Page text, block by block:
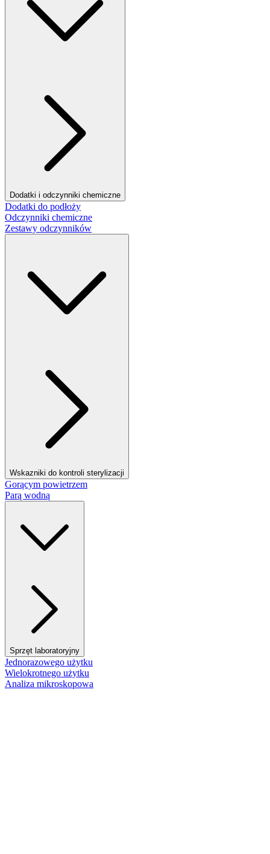
Dodatki i odczynniki chemiczne
Dodatki do podłoży
Odczynniki chemiczne
Zestawy odczynników
Wskazniki do kontroli sterylizacji
Gorącym powietrzem
Parą wodną
Sprzęt laboratoryjny
Jednorazowego użytku
Wielokrotnego użytku
Analiza mikroskopowa